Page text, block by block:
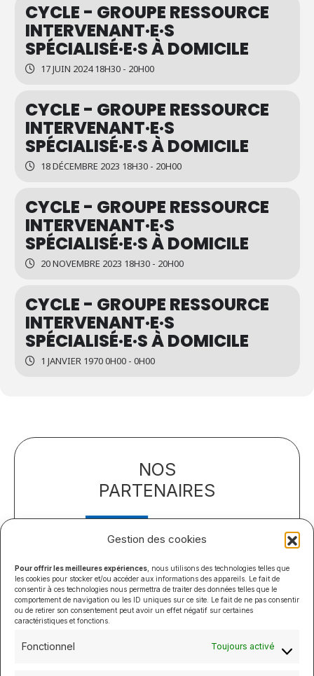
Gestion des cookies
Pour offrir les meilleures expériences , nous utilisons des technologies telles que
les cookies pour stocker et/ou accéder aux informations des appareils. Le fait de
consentir à ces technologies nous permettra de traiter des données telles que le
comportement de navigation ou les ID uniques sur ce site. Le fait de ne pas consentir
ou de retirer son consentement peut avoir un effet négatif sur certaines
caractéristiques et fonctions.
Fonctionnel Toujours activé
CYCLE - GROUPE RESSOURCE
INTERVENANT·E·S
SPÉCIALISÉ·E·S À DOMICILE
17 JUIN 2024 18H30 - 20H00
CYCLE - GROUPE RESSOURCE
INTERVENANT·E·S
SPÉCIALISÉ·E·S À DOMICILE
18 DÉCEMBRE 2023 18H30 - 20H00
CYCLE - GROUPE RESSOURCE
INTERVENANT·E·S
SPÉCIALISÉ·E·S À DOMICILE
20 NOVEMBRE 2023 18H30 - 20H00
CYCLE - GROUPE RESSOURCE
INTERVENANT·E·S
SPÉCIALISÉ·E·S À DOMICILE
1 JANVIER 1970 0H00 - 0H00
NOS
PARTENAIRES